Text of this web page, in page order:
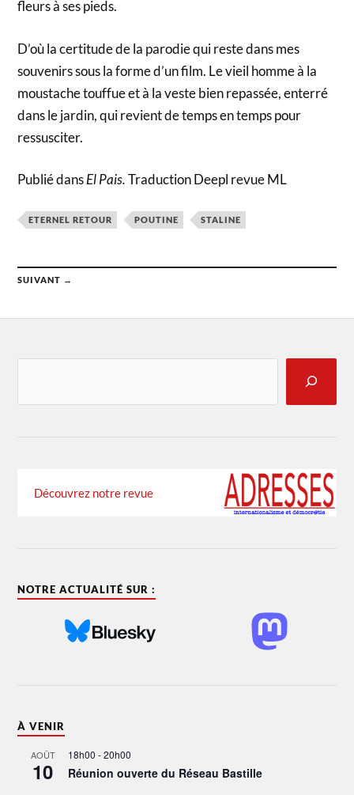
fleurs à ses pieds.
D’où la certitude de la parodie qui reste dans mes
souvenirs sous la forme d’un film. Le vieil homme à la
moustache touffue et à la veste bien repassée, enterré
dans le jardin, qui revient de temps en temps pour
ressusciter.
Publié dansEl Pais.Traduction Deepl revue ML
ETERNEL RETOUR POUTINE STALINE
SUIVANT →
Découvrez notre revue
NOTRE ACTUALITÉ SUR :
À VENIR
AOÛT
10
18h00 -20h00
Réunion ouverte du Réseau Bastille